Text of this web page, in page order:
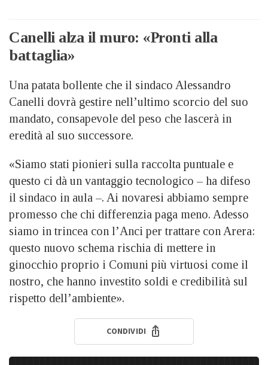
Canelli alza il muro: «Pronti alla
battaglia»
Una patata bollente che il sindaco Alessandro
Canelli dovrà gestire nell’ultimo scorcio del suo
mandato, consapevole del peso che lascerà in
eredità al suo successore.
«Siamo stati pionieri sulla raccolta puntuale e
questo ci dà un vantaggio tecnologico – ha difeso
il sindaco in aula –. Ai novaresi abbiamo sempre
promesso che chi differenzia paga meno. Adesso
siamo in trincea con l’Anci per trattare con Arera:
questo nuovo schema rischia di mettere in
ginocchio proprio i Comuni più virtuosi come il
nostro, che hanno investito soldi e credibilità sul
rispetto dell’ambiente».
CONDIVIDI